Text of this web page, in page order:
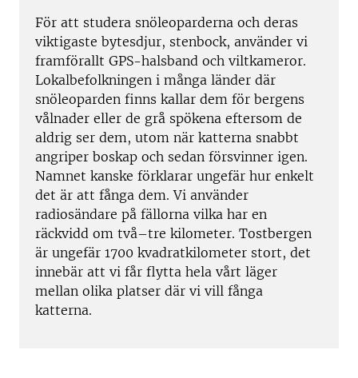
För att studera snöleoparderna och deras
viktigaste bytesdjur, stenbock, använder vi
framförallt GPS-halsband och viltkameror.
Lokalbefolkningen i många länder där
snöleoparden finns kallar dem för bergens
vålnader eller de grå spökena eftersom de
aldrig ser dem, utom när katterna snabbt
angriper boskap och sedan försvinner igen.
Namnet kanske förklarar ungefär hur enkelt
det är att fånga dem. Vi använder
radiosändare på fällorna vilka har en
räckvidd om två–tre kilometer. Tostbergen
är ungefär 1700 kvadratkilometer stort, det
innebär att vi får flytta hela vårt läger
mellan olika platser där vi vill fånga
katterna.